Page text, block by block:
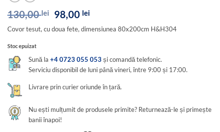
130,00lei
Prețul
inițial
a
98,00 leiPrețul
curent
este:
Covor tesut, cu doua fete, dimensiunea 80x200cm H&H304
Stoc epuizat
Sună la+4 0723 055 053 și comandă telefonic.
Serviciu disponibil de luni până vineri, între 9:00 și 17:00.
Livrare prin curier oriunde în țară.
Nu ești mulțumit de produsele primite? Returnează-le și primește
banii înapoi!